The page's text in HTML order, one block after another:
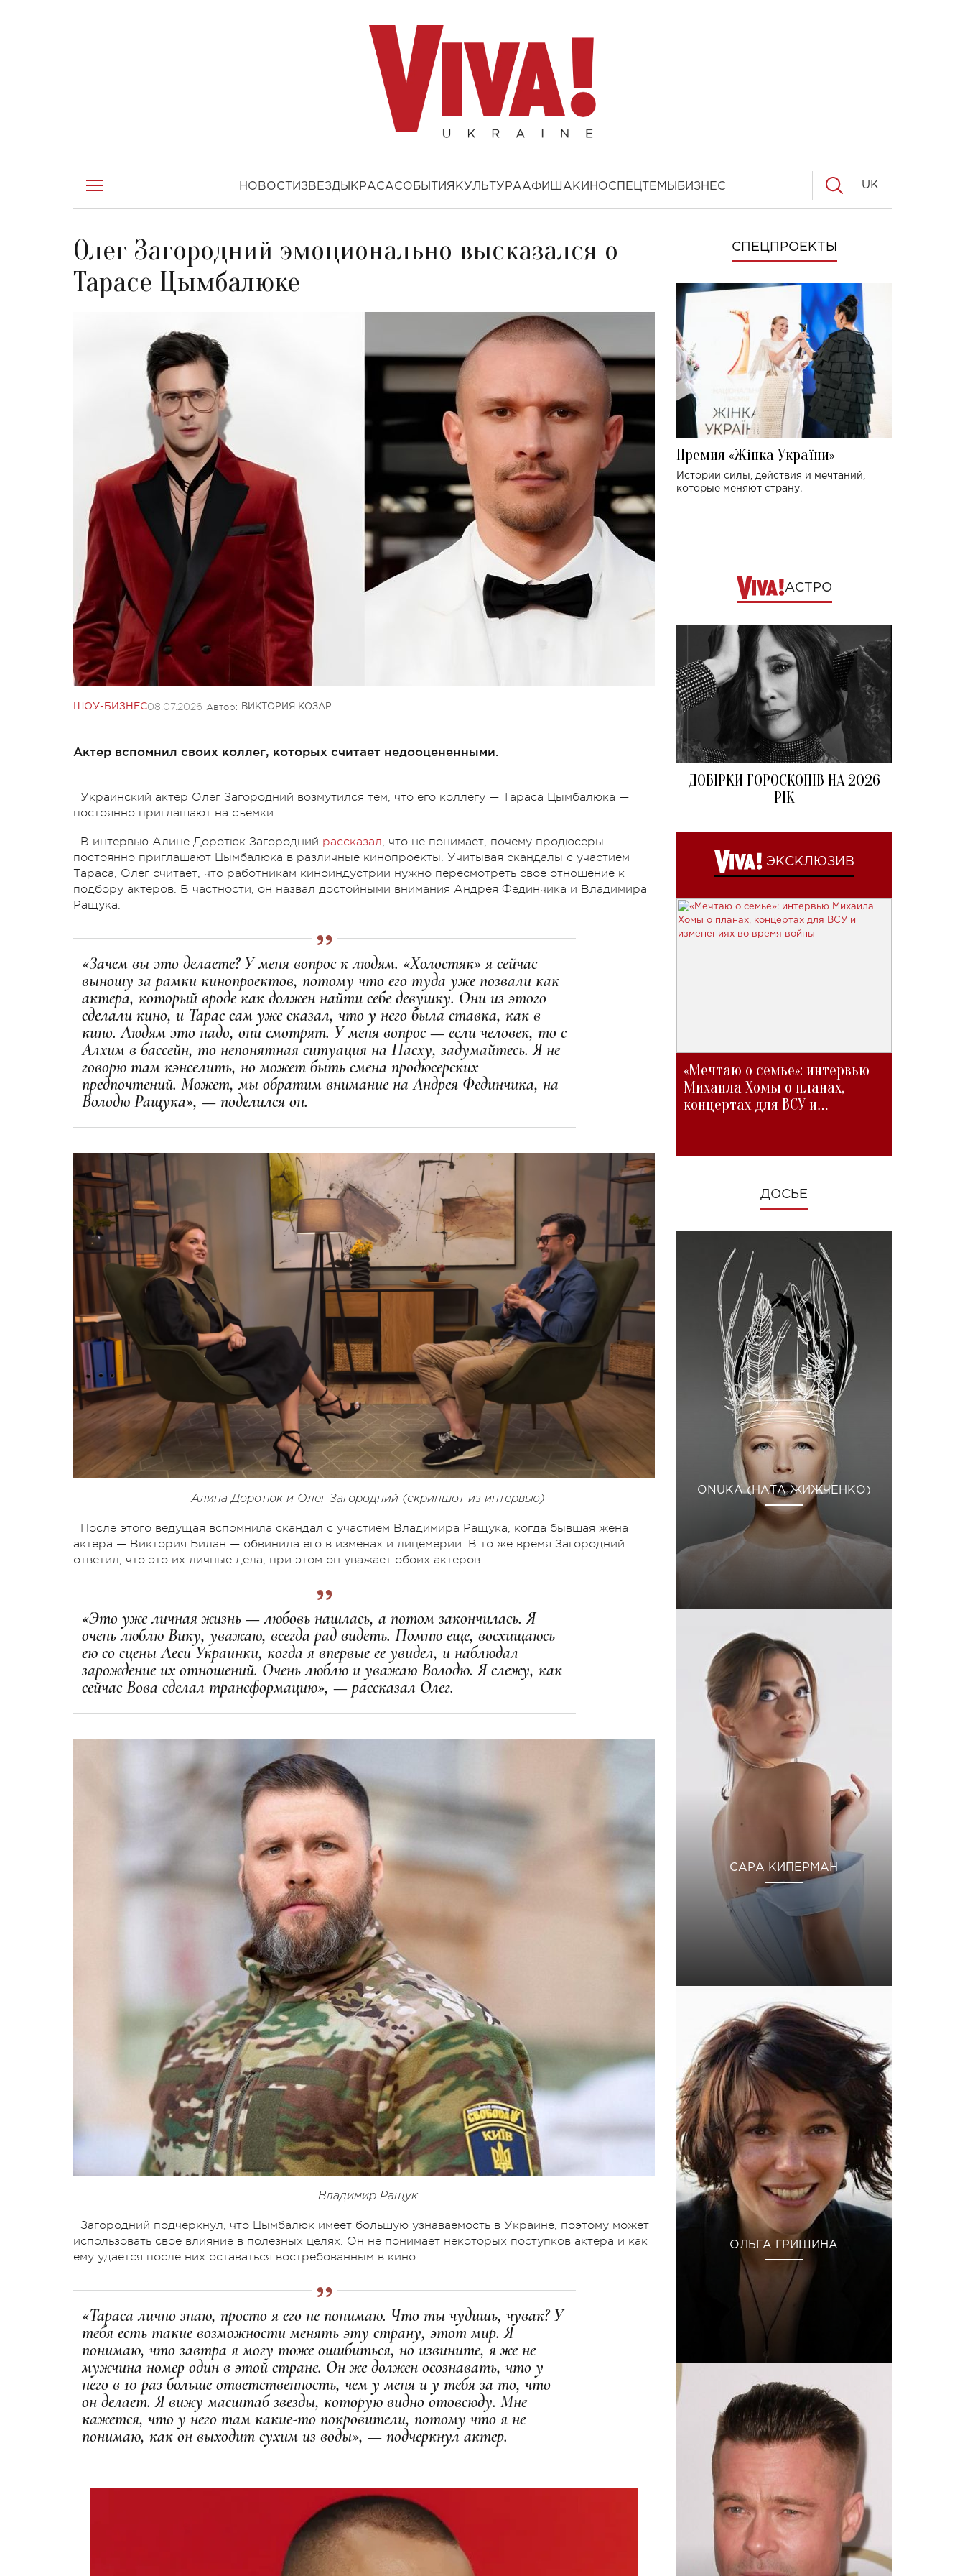
НОВОСТИ ЗВЕЗДЫ КРАСАСОБЫТИЯ КУЛЬТУРААФИША КИНОСПЕЦТЕМЫ БИЗНЕС UK
Олег Загородний эмоционально высказался о
Тарасе Цымбалюке
ШОУ-БИЗНЕС08.07.2026 Автор: ВИКТОРИЯ КОЗАР
Актер вспомнил своих коллег, которых считает недооцененными.
Украинский актер Олег Загородний возмутился тем, что его коллегу — Тараса Цымбалюка —
постоянно приглашают на съемки.
В интервью Алине Доротюк Загородний рассказал, что не понимает, почему продюсеры
постоянно приглашают Цымбалюка в различные кинопроекты. Учитывая скандалы с участием
Тараса, Олег считает, что работникам киноиндустрии нужно пересмотреть свое отношение к
подбору актеров. В частности, он назвал достойными внимания Андрея Фединчика и Владимира
Ращука.
«Зачем вы это делаете? У меня вопрос к людям. «Холостяк» я сейчас
выношу за рамки кинопроектов, потому что его туда уже позвали как
актера, который вроде как должен найти себе девушку. Они из этого
сделали кино, и Тарас сам уже сказал, что у него была ставка, как в
кино. Людям это надо, они смотрят. У меня вопрос — если человек, то с
Алхим в бассейн, то непонятная ситуация на Пасху, задумайтесь. Я не
говорю там кэнселить, но может быть смена продюсерских
предпочтений. Может, мы обратим внимание на Андрея Фединчика, на
Володю Ращука», — поделился он.
Алина Доротюк и Олег Загородний (скриншот из интервью)
После этого ведущая вспомнила скандал с участием Владимира Ращука, когда бывшая жена
актера — Виктория Билан — обвинила его в изменах и лицемерии. В то же время Загородний
ответил, что это их личные дела, при этом он уважает обоих актеров.
«Это уже личная жизнь — любовь нашлась, а потом закончилась. Я
очень люблю Вику, уважаю, всегда рад видеть. Помню еще, восхищаюсь
ею со сцены Леси Украинки, когда я впервые ее увидел, и наблюдал
зарождение их отношений. Очень люблю и уважаю Володю. Я слежу, как
сейчас Вова сделал трансформацию», — рассказал Олег.
Владимир Ращук
Загородний подчеркнул, что Цымбалюк имеет большую узнаваемость в Украине, поэтому может
использовать свое влияние в полезных целях. Он не понимает некоторых поступков актера и как
ему удается после них оставаться востребованным в кино.
«Тараса лично знаю, просто я его не понимаю. Что ты чудишь, чувак? У
тебя есть такие возможности менять эту страну, этот мир. Я
понимаю, что завтра я могу тоже ошибиться, но извините, я же не
мужчина номер один в этой стране. Он же должен осознавать, что у
него в 10 раз больше ответственность, чем у меня и у тебя за то, что
он делает. Я вижу масштаб звезды, которую видно отовсюду. Мне
кажется, что у него там какие-то покровители, потому что я не
понимаю, как он выходит сухим из воды», — подчеркнул актер.
СПЕЦПРОЕКТЫ
Премия «Жінка України»
Истории силы, действия и мечтаний,
которые меняют страну.
АСТРО
ДОБІРКИ ГОРОСКОПІВ НА 2026
РІК
ЭКСКЛЮЗИВ
«Мечтаю о семье»: интервью
Михаила Хомы о планах,
концертах для ВСУ и
ДОСЬЕ
ONUKA (НАТА ЖИЖЧЕНКО)
САРА КИПЕРМАН
ОЛЬГА ГРИШИНА